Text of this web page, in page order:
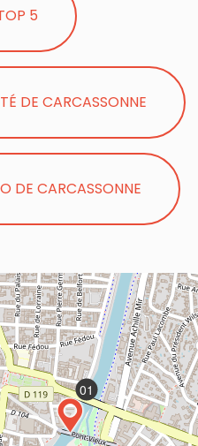
5
DE CARCASSONNE
DE CARCASSONNE
01